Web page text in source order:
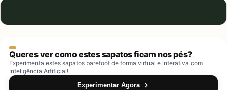
Queres ver como estes sapatos ficam nos pés?
Experimenta estes sapatos barefoot de forma virtual e interativa com
Inteligência Artificial!
Experimentar Agora